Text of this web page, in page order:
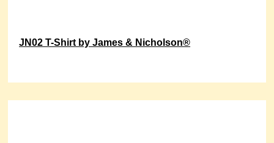
JN02 T-Shirt by James & Nicholson®